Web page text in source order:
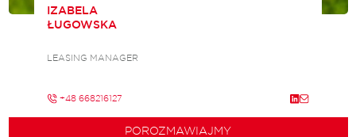
IZABELA
ŁUGOWSKA
LEASING MANAGER
+48 668216127
POROZMAWIAJMY